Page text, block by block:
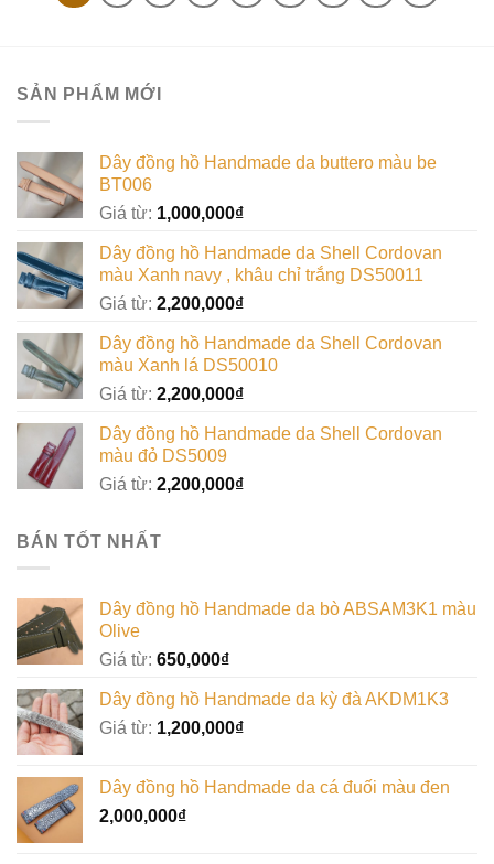
SẢN PHẨM MỚI
Dây đồng hồ Handmade da buttero màu be
BT006
Giá từ: 1,000,000₫
Dây đồng hồ Handmade da Shell Cordovan
màu Xanh navy , khâu chỉ trắng DS50011
Giá từ: 2,200,000₫
Dây đồng hồ Handmade da Shell Cordovan
màu Xanh lá DS50010
Giá từ: 2,200,000₫
Dây đồng hồ Handmade da Shell Cordovan
màu đỏ DS5009
Giá từ: 2,200,000₫
BÁN TỐT NHẤT
Dây đồng hồ Handmade da bò ABSAM3K1 màu
Olive
Giá từ: 650,000₫
Dây đồng hồ Handmade da kỳ đà AKDM1K3
Giá từ: 1,200,000₫
Dây đồng hồ Handmade da cá đuối màu đen
2,000,000₫